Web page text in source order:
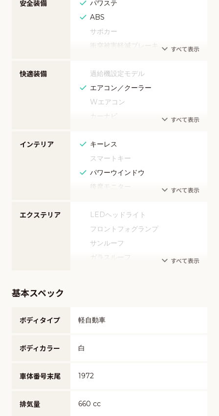
安全装備
パワステ
ABS
サポカー
衝突被害軽減ブレーキ
レーンキープアシスト
アクセル踏み間違い（誤発進）防止
装置
障害物センサー
頸部衝撃緩和ヘッドレスト
全周囲カメラ
カメラ（フロント）
カメラ（サイド）
モニター（ブラインドスポット）
モニター（リアトラフィック）
横滑り防止装置
ヒルディセントコントロール
快適装備
過給機設定モデル
エアコン／クーラー
Wエアコン
カーナビ
TV（ワンセグ）
映像（DVD）
映像（ブルーレイ）
オーディオ（CD）
ー）
ミュージックプレイヤー接続可
ETC
エアサスペンション
インテリア
キーレス
スマートキー
パワーウインドウ
後席モニター
3列シート
ウォークスルー
電動シート
シートエアコン
本革シート
エクステリア
LEDヘッドライト
フロントフォグランプ
サンルーフ
ガラスルーフ
基本スペック
ボディタイプ 軽自動車
ボディカラー 白
車体番号末尾 1972
排気量 660 cc